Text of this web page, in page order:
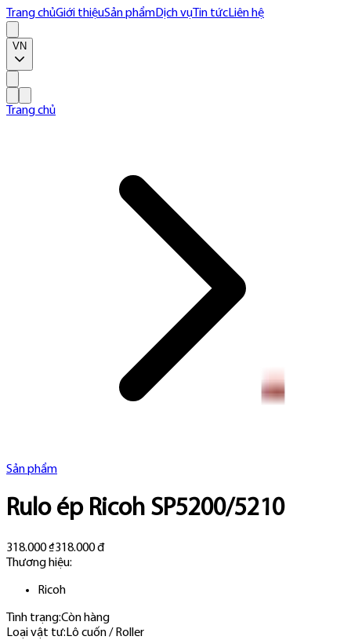
Trang chủGiới thiệuSản phẩmDịch vụ Tin tứcLiên hệ
VN
Trang chủ
Sản phẩm
Rulo ép Ricoh SP5200/5210
318.000 ₫318.000 đ
Thương hiệu:
Ricoh
Tình trạng:Còn hàng
Loại vật tư: Lô cuốn / Roller